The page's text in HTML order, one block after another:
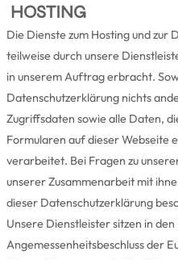
HOSTING
Die Dienste zum Hosting und zur
teilweise durch unsere
in unserem Auftrag erbracht.
Datenschutzerklärung nichts
Zugriffsdaten sowie alle Daten,
Formularen auf dieser Webseite
verarbeitet. Bei Fragen zu
unserer Zusammenarbeit mit
dieser Datenschutzerklärung
Unsere Dienstleister sitzen in den
Angemessenheitsbeschluss der